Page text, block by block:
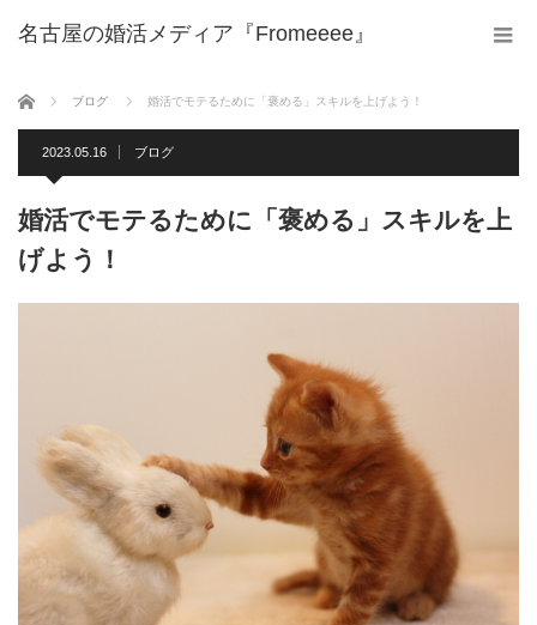
名古屋の婚活メディア『Fromeeee』
ホーム ブログ 婚活でモテるために「褒める」スキルを上げよう！
2023.05.16 ブログ
婚活でモテるために「褒める」スキルを上
げよう！